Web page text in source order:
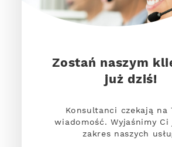
Zostań naszym
już dziś!
Konsultanci czekają na
wiadomość. Wyjaśnimy
zakres naszych